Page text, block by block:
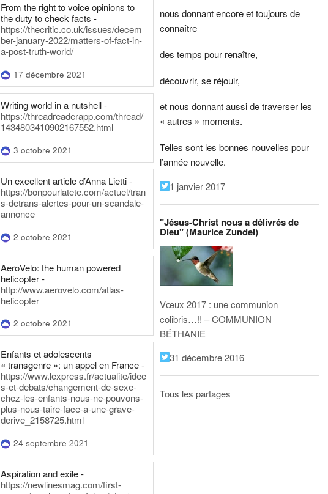
From the right to voice opinions to
the duty to check facts -
https://thecritic.co.uk/issues/decem
ber-january-2022/matters-of-fact-in-
a-post-truth-world/
17 décembre 2021
Writing world in a nutshell -
https://threadreaderapp.com/thread/
1434803410902167552.html
3 octobre 2021
Un excellent article d’Anna Lietti -
https://bonpourlatete.com/actuel/tran
s-detrans-alertes-pour-un-scandale-
annonce
2 octobre 2021
AeroVelo: the human powered
helicopter -
http://www.aerovelo.com/atlas-
helicopter
2 octobre 2021
Enfants et adolescents
« transgenre »: un appel en France -
https://www.lexpress.fr/actualite/idee
s-et-debats/changement-de-sexe-
chez-les-enfants-nous-ne-pouvons-
plus-nous-taire-face-a-une-grave-
derive_2158725.html
24 septembre 2021
Aspiration and exile -
https://newlinesmag.com/first-
nous donnant encore et toujours de
connaître
des temps pour renaître,
découvrir, se réjouir,
et nous donnant aussi de traverser les
« autres » moments.
Telles sont les bonnes nouvelles pour
l’année nouvelle.
1 janvier 2017
"Jésus-Christ nous a délivrés de
Dieu" (Maurice Zundel)
Vœux 2017 : une communion
colibris…!! – COMMUNION
BÉTHANIE
31 décembre 2016
Tous les partages